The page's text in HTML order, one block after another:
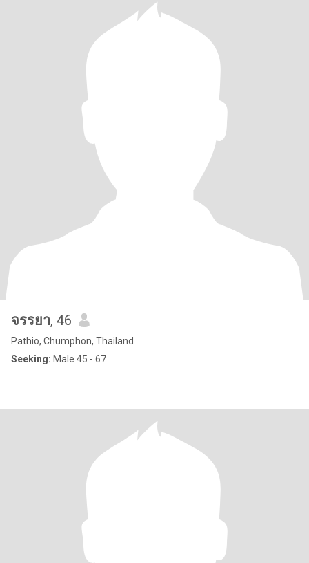
จรรยา, 46
Pathio, Chumphon, Thailand
Seeking: Male 45 - 67